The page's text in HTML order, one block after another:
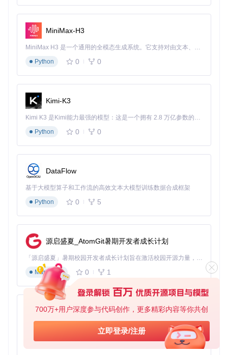
700万+用户深度参与代码创作，更多精彩内容等你共创
立即登录/注册
MiniMax-H3
MiniMax H3 是一个通用的全模态生成系统。它支持对由文本、图像、视频和音频组成的多模态上下文进行统一理解，并能生成分辨率高达 2K、时长可达 15 秒的带原生立体声音频的视频。得益于面向任务泛化的系统设计，H3 在预训练阶段就已具备广泛的多模态上下文理解与生成能力，能够出色地执行复杂的多模态指令。
Python
0 0
Kimi-K3
Kimi K3 是Kimi能力最强的模型：这是一个拥有 2.8 万亿参数的混合专家（MoE）模型，具备原生视觉理解能力，并支持 100 万 token 的上下文窗口。
Python
0 0
DataFlow
基于大模型算子和工作流的高效文本大模型训练数据合成框架
Python
0 5
源启盛夏_AtomGit暑期开发者成长计划
「源启盛夏」暑期校园开发者成长计划旨在激活校园开源力量，通过积分激励、认证扶持、资源倾斜等形式，引导高校组织和开发者完成「入驻 — 建项目 — 做贡献 — 获认证 — 得资源」的完整闭环。无论你是想带领社团入驻平台的组织者，还是希望用代码贡献证明自己的开发者，都能在这里找到属于你的成长路径。
Markdown
0 1
py-xiaozhi
基于Python的Xiaozhi AI，适用于想要完整Xiaozhi体验而无需拥有专用硬件的用户。
Python
0 1